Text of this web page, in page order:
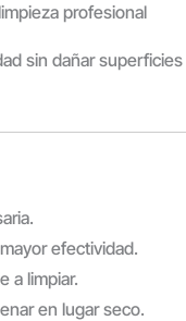
profesional
sin dañar superficies
efectividad.
a limpiar.
en lugar seco.